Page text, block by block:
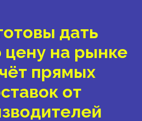
дать
на рынке
прямых
от